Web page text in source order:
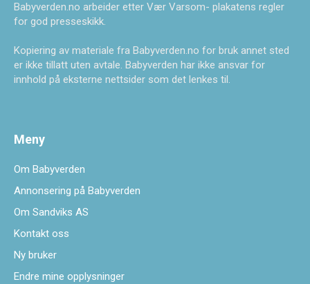
Babyverden.no arbeider etter Vær Varsom- plakatens regler
for god presseskikk.
Kopiering av materiale fra Babyverden.no for bruk annet sted
er ikke tillatt uten avtale. Babyverden har ikke ansvar for
innhold på eksterne nettsider som det lenkes til.
Meny
Om Babyverden
Annonsering på Babyverden
Om Sandviks AS
Kontakt oss
Ny bruker
Endre mine opplysninger